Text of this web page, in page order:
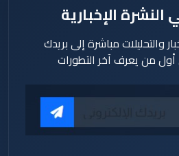
الإخبارية
والتحليلات مباشرة إلى بريدك
أول من يعرف آخر التطورات